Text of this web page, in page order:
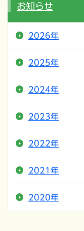
お知らせ
2026年
2025年
2024年
2023年
2022年
2021年
2020年